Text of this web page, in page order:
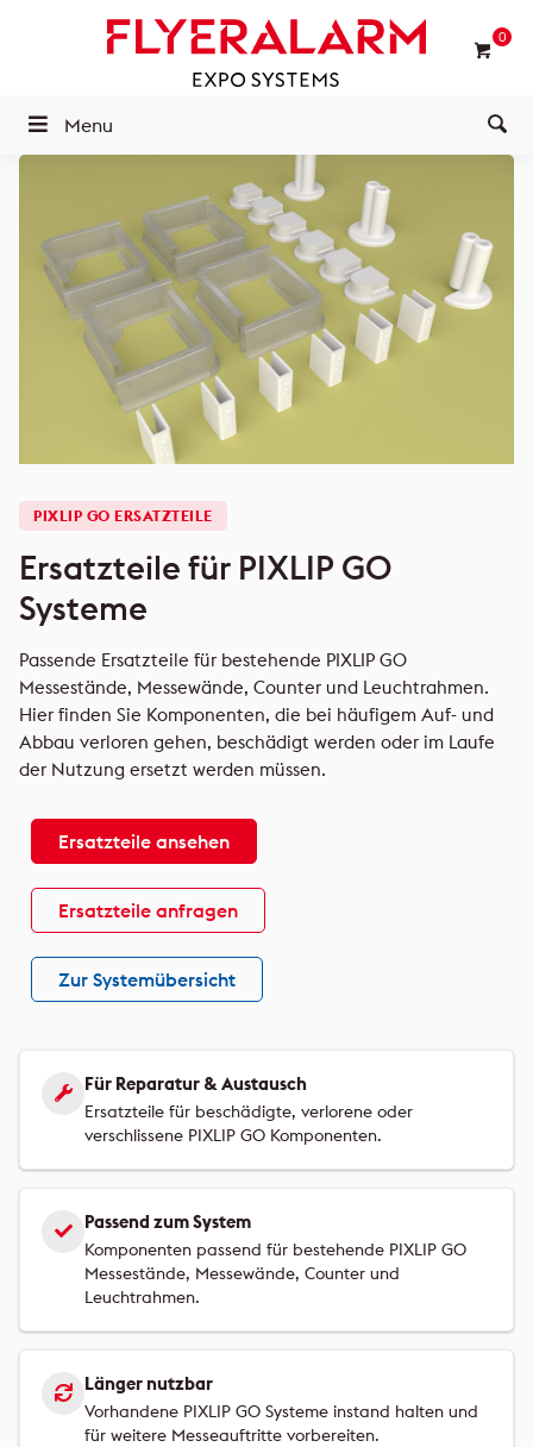
0
Menu
PIXLIP GO ERSATZTEILE
Ersatzteile für PIXLIP GO
Systeme
Passende Ersatzteile für bestehende PIXLIP GO
Messestände, Messewände, Counter und Leuchtrahmen.
Hier finden Sie Komponenten, die bei häufigem Auf- und
Abbau verloren gehen, beschädigt werden oder im Laufe
der Nutzung ersetzt werden müssen.
Ersatzteile ansehen
Ersatzteile anfragen
Zur Systemübersicht
Für Reparatur & Austausch
Ersatzteile für beschädigte, verlorene oder
verschlissene PIXLIP GO Komponenten.
Passend zum System
Komponenten passend für bestehende PIXLIP GO
Messestände, Messewände, Counter und
Leuchtrahmen.
Länger nutzbar
Vorhandene PIXLIP GO Systeme instand halten und
für weitere Messeauftritte vorbereiten.